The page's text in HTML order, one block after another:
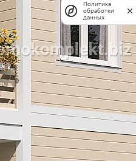
Политика
обработки
данных